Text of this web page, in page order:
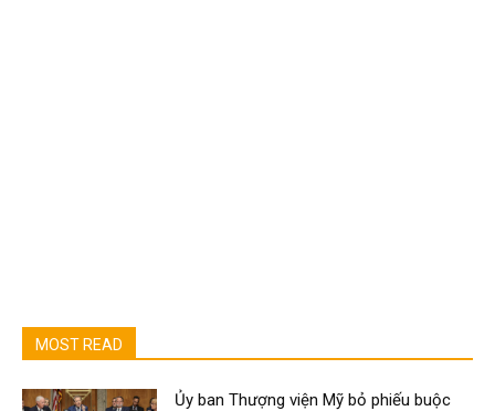
MOST READ
Ủy ban Thượng viện Mỹ bỏ phiếu buộc